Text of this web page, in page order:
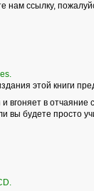
нам ссылку,
этой книги
вгоняет в
будете просто